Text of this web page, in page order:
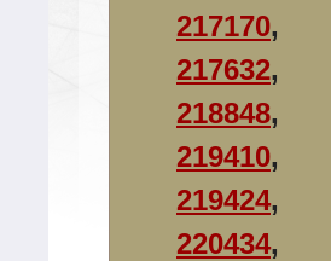
217170,
217632,
218848,
219410,
219424,
220434,